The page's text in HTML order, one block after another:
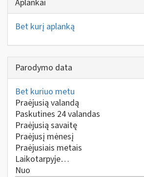
Aplankai
Bet kurį aplanką
Parodymo data
Bet kuriuo metu
Praėjusią valandą
Paskutines 24 valandas
Praėjusią savaitę
Praėjusį mėnesį
Praėjusiais metais
Laikotarpyje…
Nuo